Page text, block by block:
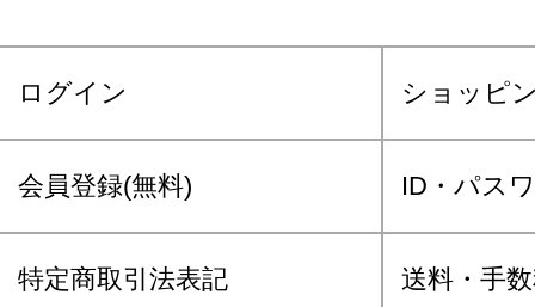
ログイン ショッピ
会員登録(無料) ID・パス
特定商取引法表記 送料・手